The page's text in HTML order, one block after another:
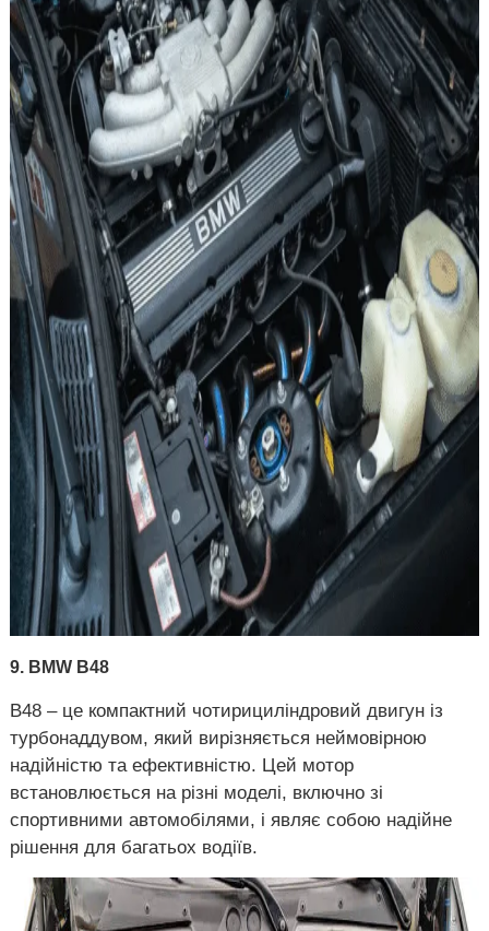
9. BMW B48
B48 – це компактний чотирициліндровий двигун із
турбонаддувом, який вирізняється неймовірною
надійністю та ефективністю. Цей мотор
встановлюється на різні моделі, включно зі
спортивними автомобілями, і являє собою надійне
рішення для багатьох водіїв.